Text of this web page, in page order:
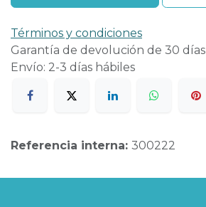
Términos y condiciones
Garantía de devolución de 30 días
Envío: 2-3 días hábiles
Referencia interna: 300222